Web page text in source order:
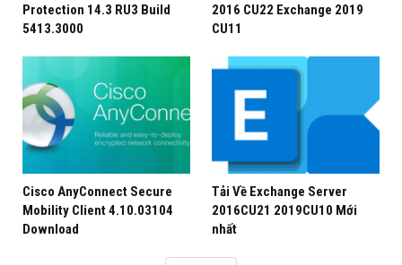
Protection 14.3 RU3 Build
5413.3000
2016 CU22 Exchange 2019
CU11
Cisco AnyConnect Secure
Mobility Client 4.10.03104
Download
Tải Về Exchange Server
2016CU21 2019CU10 Mới
nhất